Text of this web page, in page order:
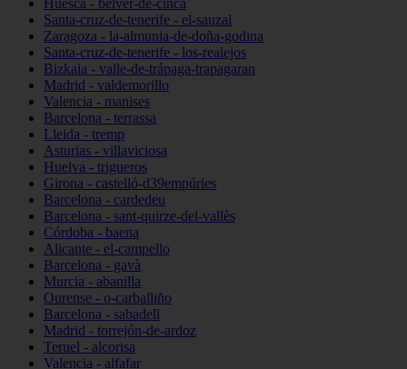
Huesca - belver-de-cinca
Santa-cruz-de-tenerife - el-sauzal
Zaragoza - la-almunia-de-doña-godina
Santa-cruz-de-tenerife - los-realejos
Bizkaia - valle-de-trápaga-trapagaran
Madrid - valdemorillo
Valencia - manises
Barcelona - terrassa
Lleida - tremp
Asturias - villaviciosa
Huelva - trigueros
Girona - castelló-d39empúries
Barcelona - cardedeu
Barcelona - sant-quirze-del-vallès
Córdoba - baena
Alicante - el-campello
Barcelona - gavà
Murcia - abanilla
Ourense - o-carballiño
Barcelona - sabadell
Madrid - torrejón-de-ardoz
Teruel - alcorisa
Valencia - alfafar